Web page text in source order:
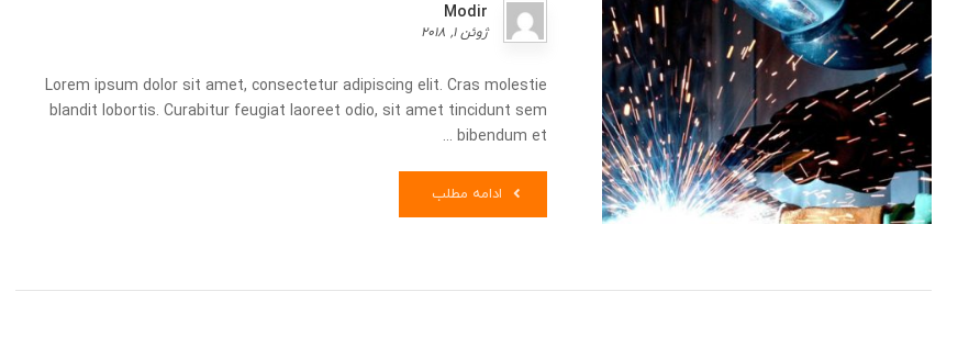
Modir
ژوئن ۱, ۲۰۱۸
Lorem ipsum dolor sit amet, consectetur adipiscing elit. Cras molestie
blandit lobortis. Curabitur feugiat laoreet odio, sit amet tincidunt sem
bibendum et ...
ادامه مطلب